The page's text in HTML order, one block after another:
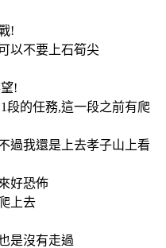
!
以不要上石筍尖
!
段的任務,這一段之前有爬
過我還是上去孝子山上看
好恐佈
上去
是沒有走過